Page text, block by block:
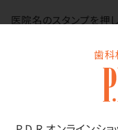
歯
医院名のスタンプを押
その他